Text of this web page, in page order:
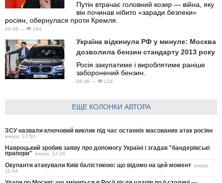
Путін втрачає головний козир — війна, яку
він починав нібито «заради безпеки»
росіян, обернулася проти Кремля.
06.08 — 164
Україна відкинула РФ у минуле: Москва
дозволила бензин стандарту 2013 року
Росія закупатиме і вироблятиме раніше
заборонений бензин.
06.08 — 224
ЕЩЕ КОЛОНКИ АВТОРА
ЗСУ назвали ключовий виклик під час останніх масованих атак росіян
вчера, 17:50
Навроцький зробив заяву про допомогу Україні і згадав "бандерівські
прапори" вчера, 12:26
Окупанти атакували Київ балістикою: що відомо на цей момент вчера,
11:44